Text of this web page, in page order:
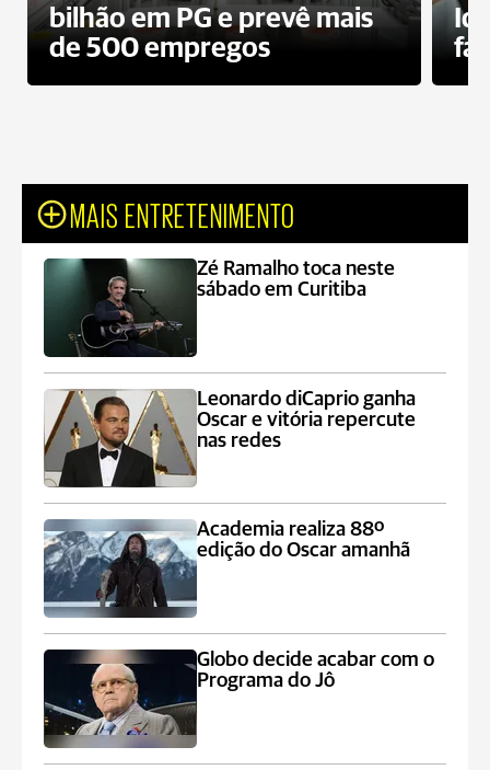
bilhão em PG e prevê mais
de 500 empregos
MAIS ENTRETENIMENTO
Zé Ramalho toca neste
sábado em Curitiba
Leonardo diCaprio ganha
Oscar e vitória repercute
nas redes
Academia realiza 88º
edição do Oscar amanhã
Globo decide acabar com o
Programa do Jô